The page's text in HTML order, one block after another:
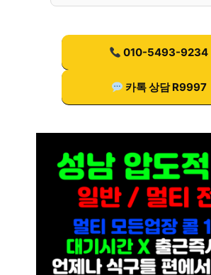
010-5493-9234
카톡 상담 R9997